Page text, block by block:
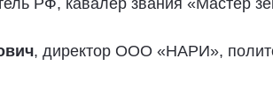
РФ, кавалер звания «Мастер
, директор ООО «НАРИ»,